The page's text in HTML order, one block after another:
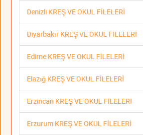
Denizli KREŞ VE OKUL FİLELERİ
Diyarbakır KREŞ VE OKUL FİLELERİ
Edirne KREŞ VE OKUL FİLELERİ
Elazığ KREŞ VE OKUL FİLELERİ
Erzincan KREŞ VE OKUL FİLELERİ
Erzurum KREŞ VE OKUL FİLELERİ